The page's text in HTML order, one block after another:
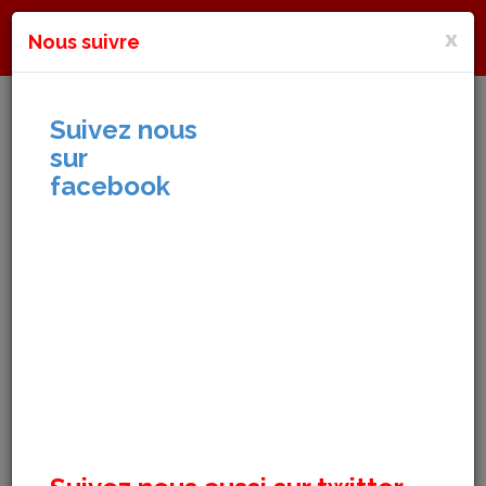
DNA SCOOP x
Nous suivre
Suivez nous
sur
facebook
Demain nous appartient